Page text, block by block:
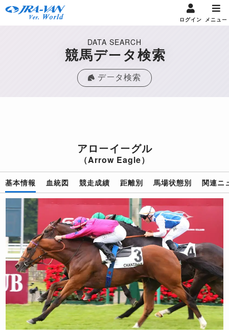
ログイン メニュー
DATA SEARCH
競馬データ検索
データ検索
アローイーグル
（Arrow Eagle）
基本情報 血統図 競走成績 距離別 馬場状態別 関連ニ